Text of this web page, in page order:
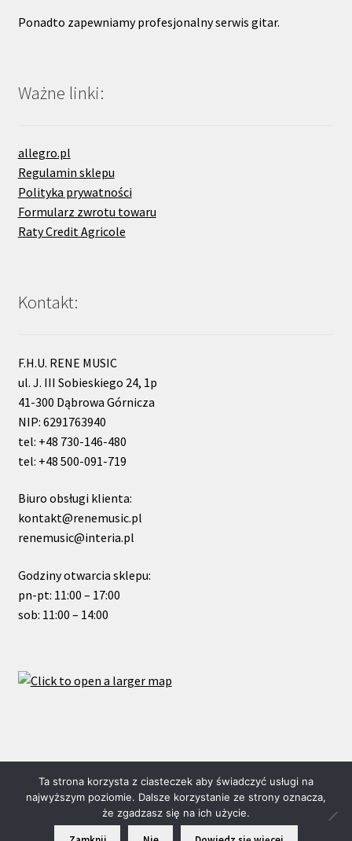
Ponadto zapewniamy profesjonalny serwis gitar.
Ważne linki:
allegro.pl
Regulamin sklepu
Polityka prywatności
Formularz zwrotu towaru
Raty Credit Agricole
Kontakt:
F.H.U. RENE MUSIC
ul. J. III Sobieskiego 24, 1p
41-300 Dąbrowa Górnicza
NIP: 6291763940
tel: +48 730-146-480
tel: +48 500-091-719
Biuro obsługi klienta:
kontakt@renemusic.pl
renemusic@interia.pl
Godziny otwarcia sklepu:
pn-pt: 11:00 – 17:00
sob: 11:00 – 14:00
© ReneMusic 2020 Powered by Michal Zalas
Ta strona korzysta z ciasteczek aby świadczyć usługi na
najwyższym poziomie. Dalsze korzystanie ze strony oznacza,
że zgadzasz się na ich użycie.